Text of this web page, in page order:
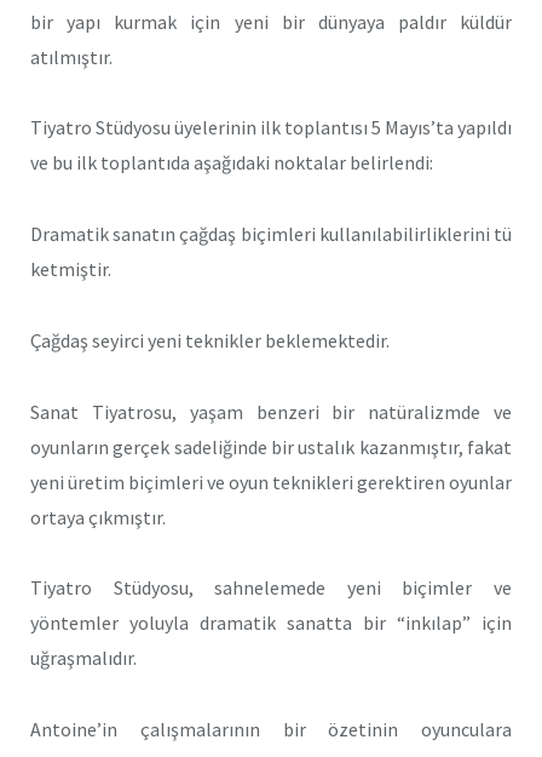
bir yapı kurmak için yeni bir dünyaya paldır küldür
atılmıştır.
Tiyatro Stüdyosu üyelerinin ilk toplantısı 5 Mayıs’ta yapıldı
ve bu ilk toplantıda aşağıdaki noktalar belirlendi:
Dramatik sanatın çağdaş biçimleri kullanılabilirliklerini tü
ketmiştir.
Çağdaş seyirci yeni teknikler beklemektedir.
Sanat Tiyatrosu, yaşam benzeri bir natüralizmde ve
oyunların gerçek sadeliğinde bir ustalık kazanmıştır, fakat
yeni üretim biçimleri ve oyun teknikleri gerektiren oyunlar
ortaya çıkmıştır.
Tiyatro Stüdyosu, sahnelemede yeni biçimler ve
yöntemler yoluyla dramatik sanatta bir “inkılap” için
uğraşmalıdır.
Antoine’in çalışmalarının bir özetinin oyunculara